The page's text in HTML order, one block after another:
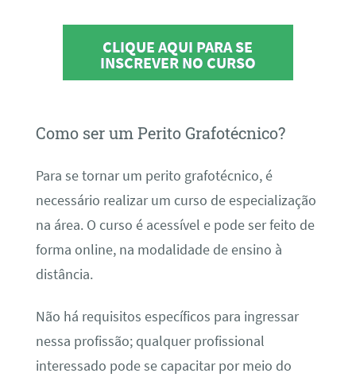
CLIQUE AQUI PARA SE
INSCREVER NO CURSO
Como ser um Perito Grafotécnico?
Para se tornar um perito grafotécnico, é
necessário realizar um curso de especialização
na área. O curso é acessível e pode ser feito de
forma online, na modalidade de ensino à
distância.
Não há requisitos específicos para ingressar
nessa profissão; qualquer profissional
interessado pode se capacitar por meio do